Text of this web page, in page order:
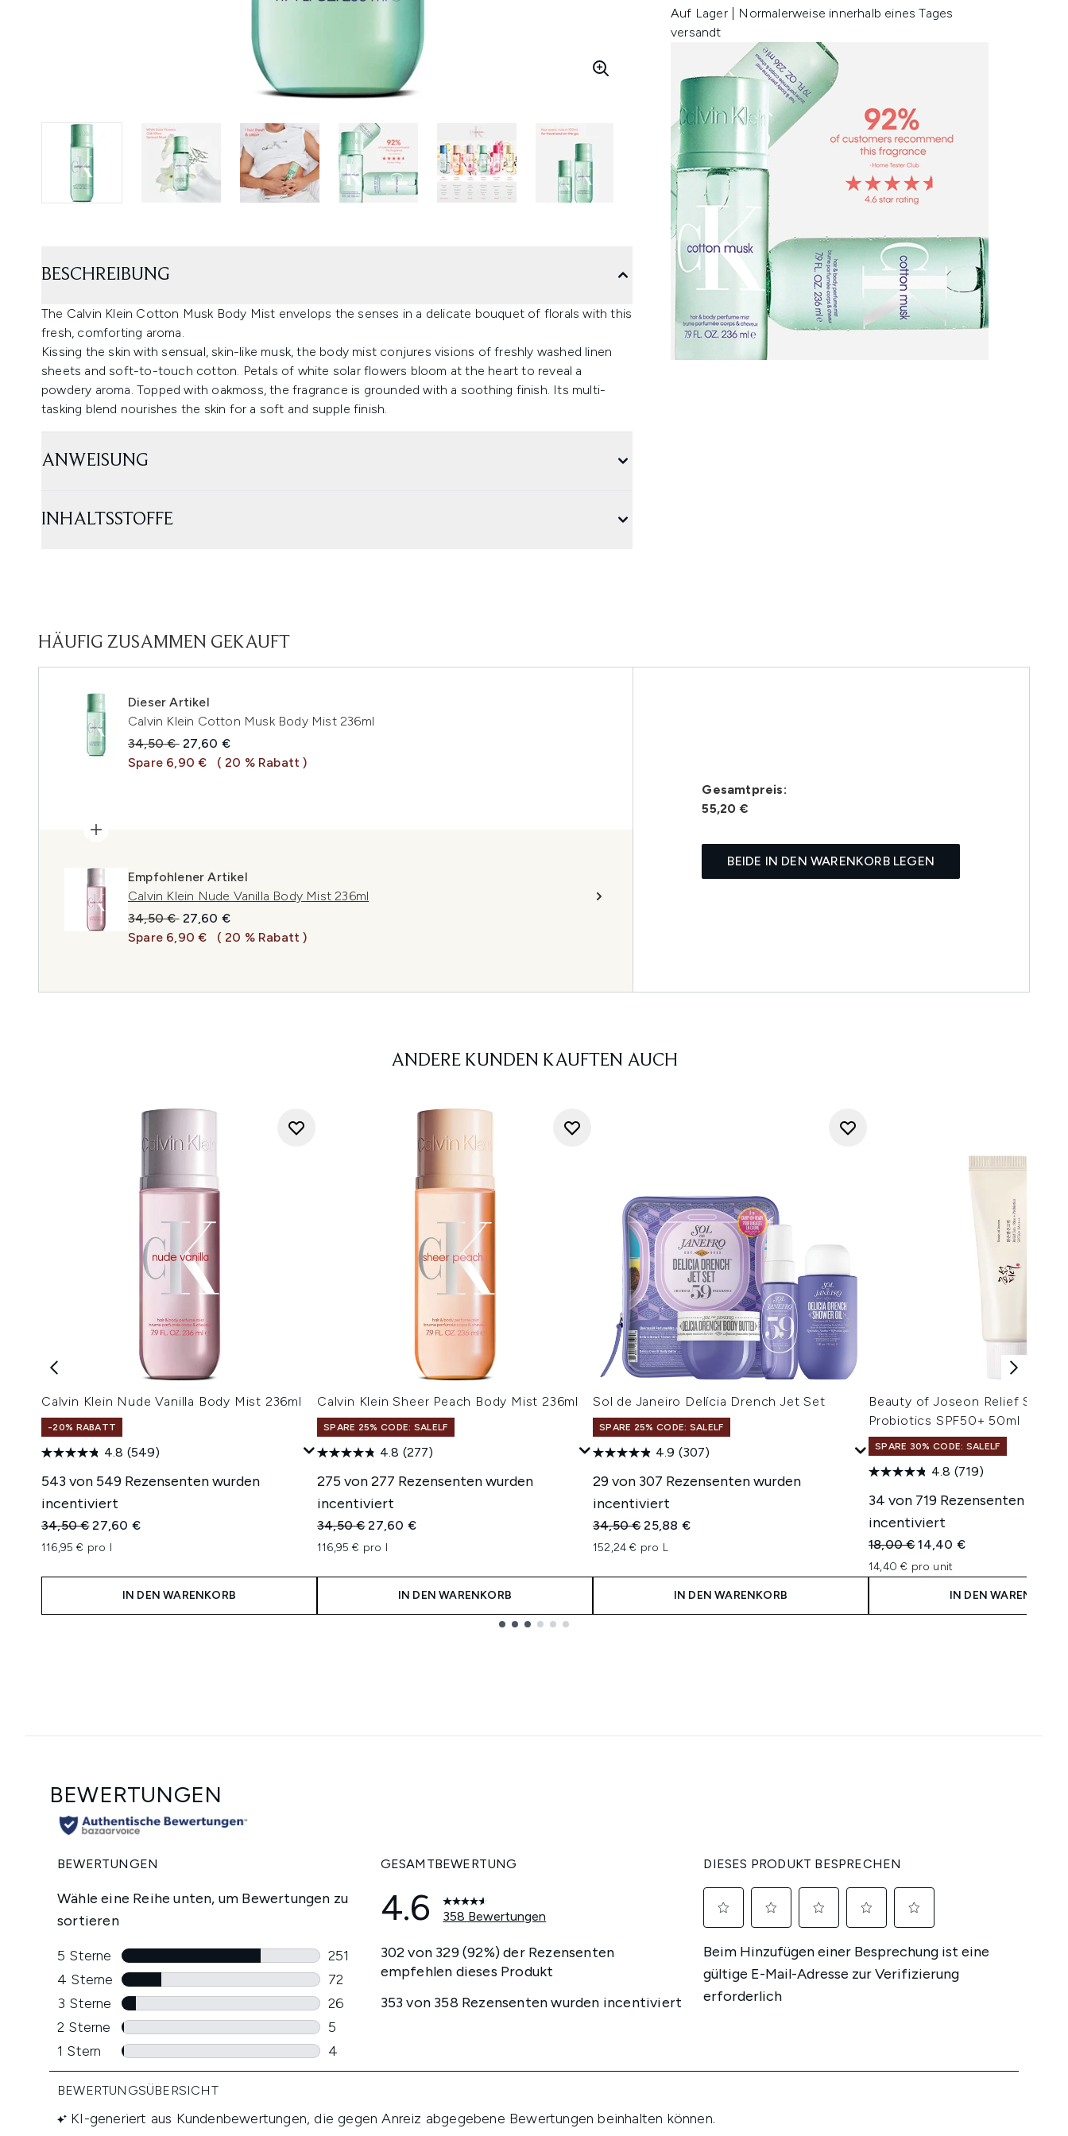
Auf Lager | Normalerweise innerhalb eines Tages
versandt
BESCHREIBUNG
The Calvin Klein Cotton Musk Body Mist envelops the senses in a delicate bouquet of florals with this
fresh, comforting aroma.
Kissing the skin with sensual, skin-like musk, the body mist conjures visions of freshly washed linen
sheets and soft-to-touch cotton. Petals of white solar flowers bloom at the heart to reveal a
powdery aroma. Topped with oakmoss, the fragrance is grounded with a soothing finish. Its multi-
tasking blend nourishes the skin for a soft and supple finish.
ANWEISUNG
INHALTSSTOFFE
HÄUFIG ZUSAMMEN GEKAUFT
Dieser Artikel
Calvin Klein Cotton Musk Body Mist 236ml
Unverbindliche Preisempfehlung:
34,50 € Aktueller Preis:
27,60 €
Spare 6,90 €
( 20 % Rabatt )
Empfohlener Artikel
Calvin Klein Nude Vanilla Body Mist 236ml
Unverbindliche Preisempfehlung:
34,50 € Aktueller Preis:
27,60 €
Spare 6,90 €
( 20 % Rabatt )
Gesamtpreis:
55,20 €
BEIDE IN DEN WARENKORB LEGEN
ANDERE KUNDEN KAUFTEN AUCH
Calvin Klein Nude Vanilla Body Mist 236ml
-20% RABATT
4.8 (549)
543 von 549 Rezensenten wurden
incentiviert
Unverbindliche Preisempfehlung:
34,50 €Aktueller Preis:
27,60 €
116,95 € pro l
IN DEN WARENKORB
Calvin Klein Sheer Peach Body Mist 236ml
SPARE 25% CODE: SALELF
4.8 (277)
275 von 277 Rezensenten wurden
incentiviert
Unverbindliche Preisempfehlung:
34,50 €Aktueller Preis:
27,60 €
116,95 € pro l
IN DEN WARENKORB
Sol de Janeiro Delícia Drench Jet Set
SPARE 25% CODE: SALELF
4.9 (307)
29 von 307 Rezensenten wurden
incentiviert
Unverbindliche Preisempfehlung:
34,50 €Aktueller Preis:
25,88 €
152,24 € pro L
IN DEN WARENKORB
Beauty of Joseon Relief Sun
Probiotics SPF50+ 50ml
SPARE 30% CODE: SALELF
4.8 (719)
34 von 719 Rezensenten
incentiviert
Unverbindliche Preisempfehlung:
18,00 €Aktueller Preis:
14,40 €
14,40 € pro unit
IN DEN WARENKORB